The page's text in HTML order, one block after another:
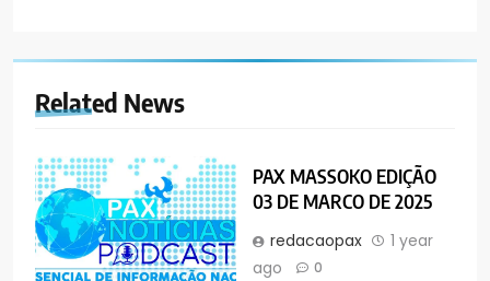
Related News
PAX MASSOKO EDIÇÃO
03 DE MARCO DE 2025
redacaopax
1 year
ago
0